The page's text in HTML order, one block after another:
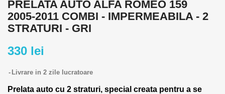
PRELATA AUTO ALFA ROMEO 159
2005-2011 COMBI - IMPERMEABILA - 2
STRATURI - GRI
330 lei
Livrare in 2 zile lucratoare
Prelata auto cu 2 straturi, special creata pentru a se